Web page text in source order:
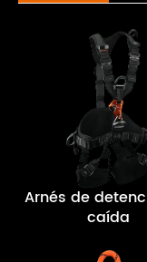
Arnés de
caída